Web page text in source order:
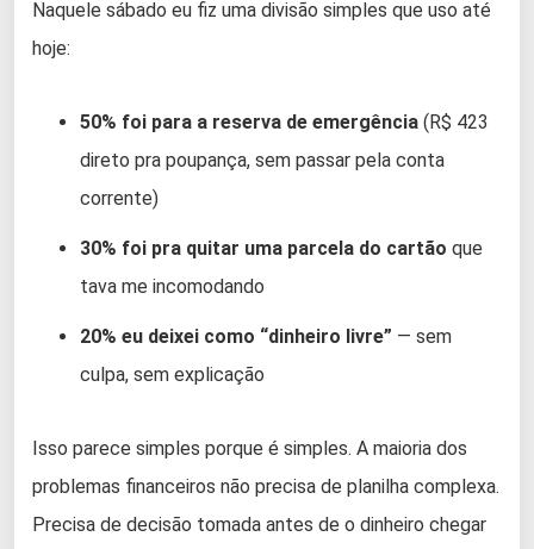
Naquele sábado eu fiz uma divisão simples que uso até
hoje:
50% foi para a reserva de emergência (R$ 423
direto pra poupança, sem passar pela conta
corrente)
30% foi pra quitar uma parcela do cartão que
tava me incomodando
20% eu deixei como “dinheiro livre” — sem
culpa, sem explicação
Isso parece simples porque é simples. A maioria dos
problemas financeiros não precisa de planilha complexa.
Precisa de decisão tomada antes de o dinheiro chegar